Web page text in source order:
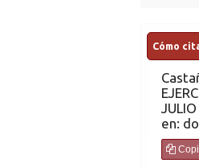
Cómo
en: